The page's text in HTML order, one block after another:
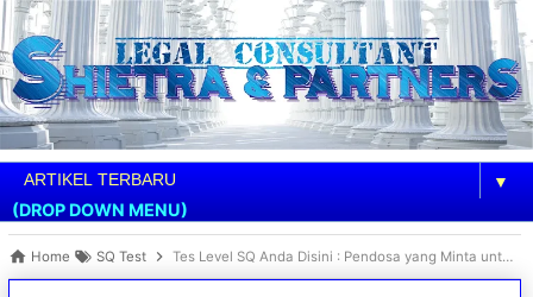
▼
(DROP DOWN MENU)
Home SQ Test Tes Level SQ Anda Disini : Pendosa yang Minta untuk Dihormati, Salah Alamat, HANYA PENDOSA YANG BUTUH PENGHAPUSAN DOSA